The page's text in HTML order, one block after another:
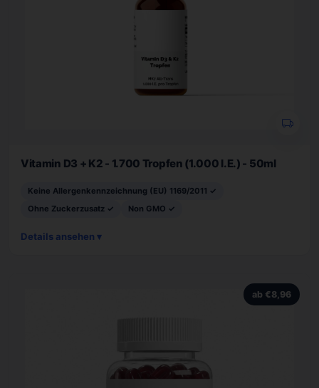
Vitamin D3 + K2 - 1.700 Tropfen (1.000 I.E.) - 50ml
Keine Allergenkennzeichnung (EU) 1169/2011 ✓
Ohne Zuckerzusatz ✓
Non GMO ✓
Details ansehen ▾
ab €8,96